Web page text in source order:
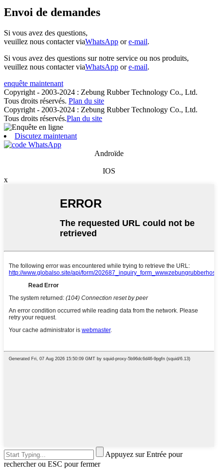
Envoi de demandes
Si vous avez des questions,
veuillez nous contacter viaWhatsApp ore-mail.
Si vous avez des questions sur notre service ou nos produits,
veuillez nous contacter viaWhatsApp ore-mail.
enquête maintenant
Copyright - 2003-2024 : Zebung Rubber Technology Co., Ltd.
Tous droits réservés. Plan du site
Copyright - 2003-2024 : Zebung Rubber Technology Co., Ltd.
Tous droits réservés.Plan du site
Discutez maintenant
Androïde
IOS
x
Appuyez sur Entrée pour
rechercher ou ESC pour fermer